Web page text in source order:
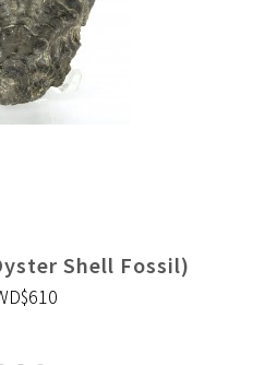
Shell Fossil)